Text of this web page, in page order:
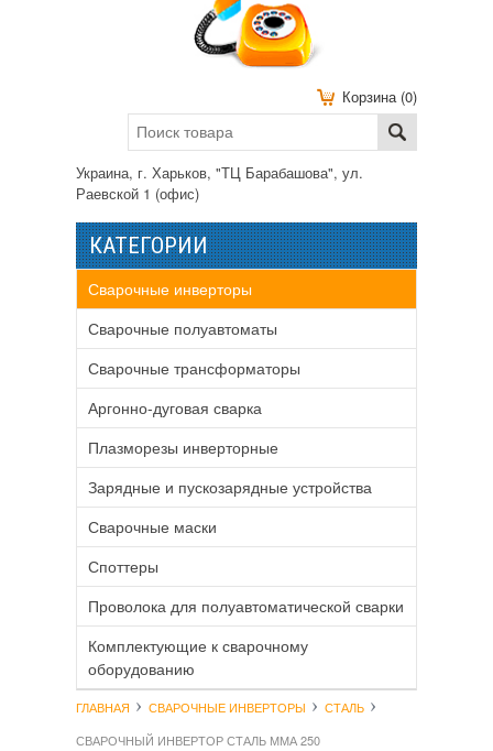
Корзина (0)
Украина, г. Харьков, "ТЦ Барабашова", ул.
Раевской 1 (офис)
КАТЕГОРИИ
Сварочные инверторы
Сварочные полуавтоматы
Сварочные трансформаторы
Аргонно-дуговая сварка
Плазморезы инверторные
Зарядные и пускозарядные устройства
Сварочные маски
Споттеры
Проволока для полуавтоматической сварки
Комплектующие к сварочному
оборудованию
ГЛАВНАЯ СВАРОЧНЫЕ ИНВЕРТОРЫ
СТАЛЬ
СВАРОЧНЫЙ ИНВЕРТОР СТАЛЬ ММА 250